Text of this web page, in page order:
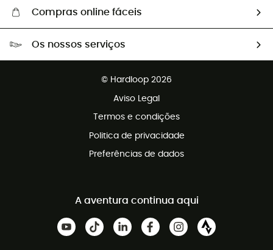
Compras online fáceis
Os nossos serviços
© Hardloop 2026
Aviso Legal
Termos e condições
Politica de privacidade
Preferências de dados
A aventura continua aqui